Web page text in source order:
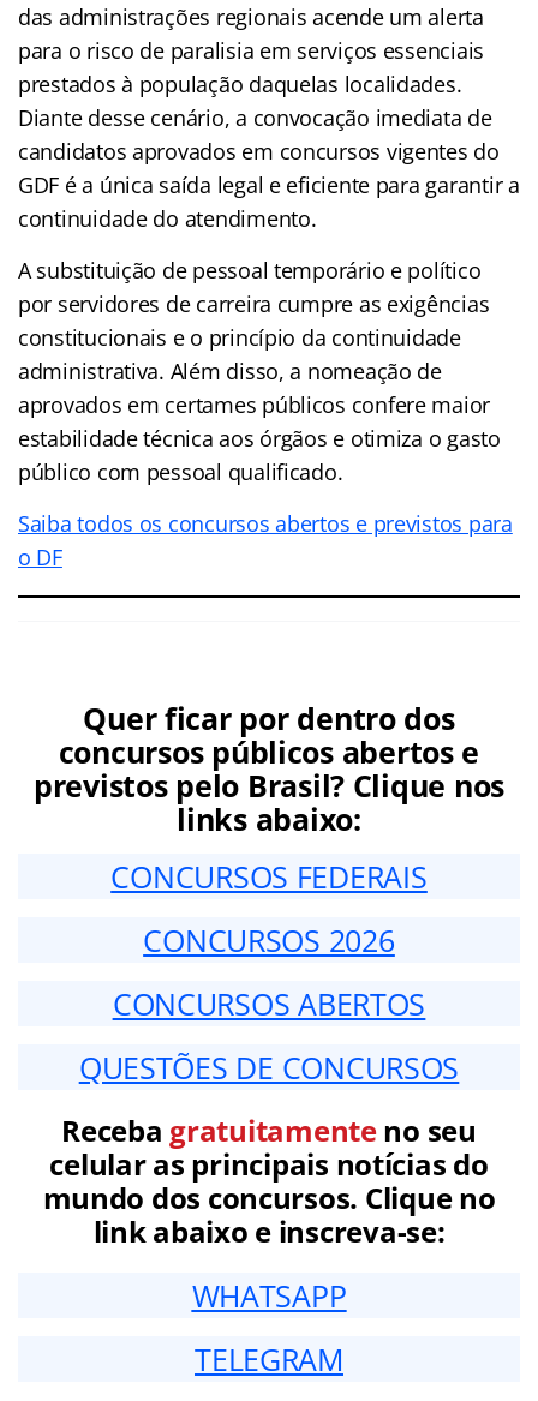
das administrações regionais acende um alerta
para o risco de paralisia em serviços essenciais
prestados à população daquelas localidades.
Diante desse cenário, a convocação imediata de
candidatos aprovados em concursos vigentes do
GDF é a única saída legal e eficiente para garantir a
continuidade do atendimento.
A substituição de pessoal temporário e político
por servidores de carreira cumpre as exigências
constitucionais e o princípio da continuidade
administrativa. Além disso, a nomeação de
aprovados em certames públicos confere maior
estabilidade técnica aos órgãos e otimiza o gasto
público com pessoal qualificado.
Saiba todos os concursos abertos e previstos para
o DF
Quer ficar por dentro dos
concursos públicos abertos e
previstos pelo Brasil? Clique nos
links abaixo:
CONCURSOS FEDERAIS
CONCURSOS 2026
CONCURSOS ABERTOS
QUESTÕES DE CONCURSOS
Receba gratuitamenteno seu
celular as principais notícias do
mundo dos concursos. Clique no
link abaixo e inscreva-se:
WHATSAPP
TELEGRAM